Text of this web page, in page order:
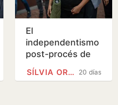
El
independentismo
post-procés de
Sílvia Orriols
ningunea la
20 días
SÍLVIA ORRIOLS